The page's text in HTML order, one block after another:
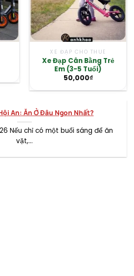
XE ĐẠP CHO THUÊ
Xe Đạp Cân Bằng Trẻ
Em (3-5 Tuổi)
50,000₫
An: Ăn Ở Đâu Ngon Nhất?
Nếu chỉ có một buổi sáng để ăn
vặt,...